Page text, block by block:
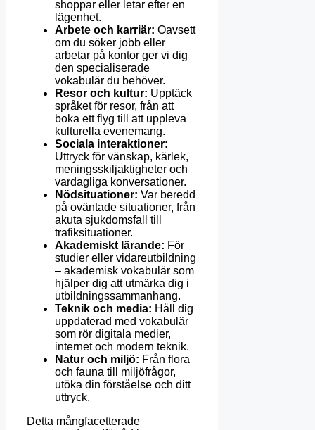
shoppar eller letar efter en
lägenhet.
Arbete och karriär: Oavsett
om du söker jobb eller
arbetar på kontor ger vi dig
den specialiserade
vokabulär du behöver.
Resor och kultur: Upptäck
språket för resor, från att
boka ett flyg till att uppleva
kulturella evenemang.
Sociala interaktioner:
Uttryck för vänskap, kärlek,
meningsskiljaktigheter och
vardagliga konversationer.
Nödsituationer: Var beredd
på oväntade situationer, från
akuta sjukdomsfall till
trafiksituationer.
Akademiskt lärande: För
studier eller vidareutbildning
– akademisk vokabulär som
hjälper dig att utmärka dig i
utbildningssammanhang.
Teknik och media: Håll dig
uppdaterad med vokabulär
som rör digitala medier,
internet och modern teknik.
Natur och miljö: Från flora
och fauna till miljöfrågor,
utöka din förståelse och ditt
uttryck.
Detta mångfacetterade